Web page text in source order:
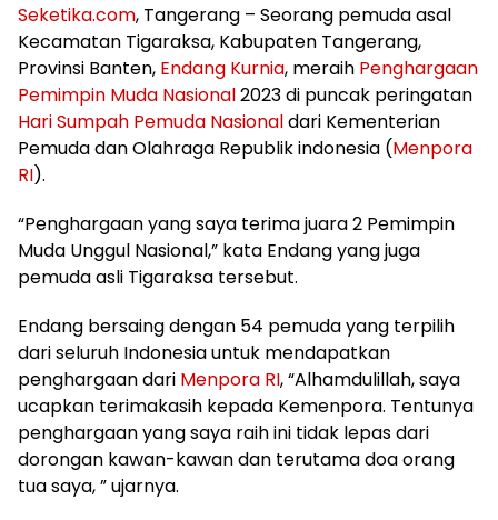
Seketika.com, Tangerang – Seorang pemuda asal
Kecamatan Tigaraksa, Kabupaten Tangerang,
Provinsi Banten, Endang Kurnia, meraih Penghargaan
Pemimpin Muda Nasional2023 di puncak peringatan
Hari Sumpah Pemuda Nasionaldari Kementerian
Pemuda dan Olahraga Republik indonesia (Menpora
RI).
“Penghargaan yang saya terima juara 2 Pemimpin
Muda Unggul Nasional,” kata Endang yang juga
pemuda asli Tigaraksa tersebut.
Endang bersaing dengan 54 pemuda yang terpilih
dari seluruh Indonesia untuk mendapatkan
penghargaan dari Menpora RI, “Alhamdulillah, saya
ucapkan terimakasih kepada Kemenpora. Tentunya
penghargaan yang saya raih ini tidak lepas dari
dorongan kawan-kawan dan terutama doa orang
tua saya, ” ujarnya.